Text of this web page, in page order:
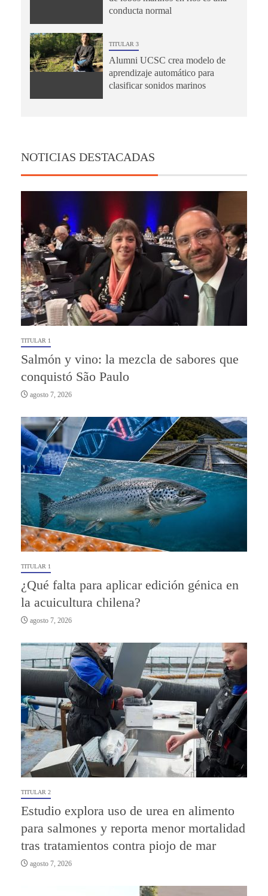
conducta normal
TITULAR 3
Alumni UCSC crea modelo de
aprendizaje automático para
clasificar sonidos marinos
NOTICIAS DESTACADAS
TITULAR 1
Salmón y vino: la mezcla de sabores que
conquistó São Paulo
agosto 7, 2026
TITULAR 1
¿Qué falta para aplicar edición génica en
la acuicultura chilena?
agosto 7, 2026
TITULAR 2
Estudio explora uso de urea en alimento
para salmones y reporta menor mortalidad
tras tratamientos contra piojo de mar
agosto 7, 2026